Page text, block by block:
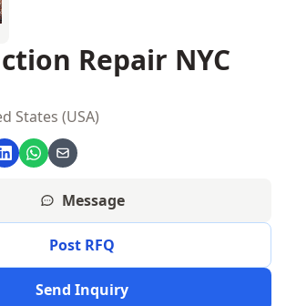
Repair NYC
States (USA)
Message
Post RFQ
Send Inquiry